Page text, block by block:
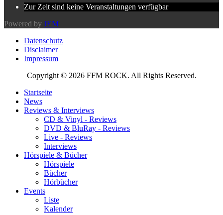
Zur Zeit sind keine Veranstaltungen verfügbar
Powered by JEM
Datenschutz
Disclaimer
Impressum
Copyright © 2026 FFM ROCK. All Rights Reserved.
Startseite
News
Reviews & Interviews
CD & Vinyl - Reviews
DVD & BluRay - Reviews
Live - Reviews
Interviews
Hörspiele & Bücher
Hörspiele
Bücher
Hörbücher
Events
Liste
Kalender